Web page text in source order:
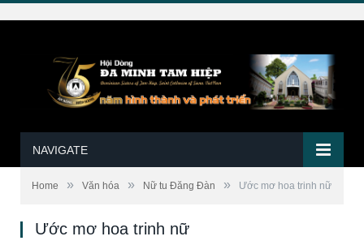
NAVIGATE
Home » Văn hóa » Nữ tu Đăng Đàn » Ước mơ hoa trinh nữ
Ước mơ hoa trinh nữ